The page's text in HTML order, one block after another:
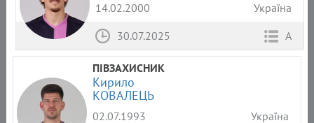
14.02.2000
Україна
30.07.2025
А
ПІВЗАХИСНИК
Кирило
КОВАЛЕЦЬ
02.07.1993 Україна